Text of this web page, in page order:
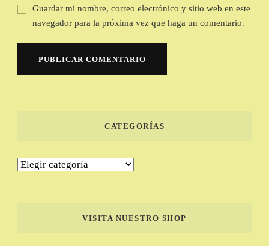
Guardar mi nombre, correo electrónico y sitio web en este
navegador para la próxima vez que haga un comentario.
CATEGORÍAS
Categorías
VISITA NUESTRO SHOP